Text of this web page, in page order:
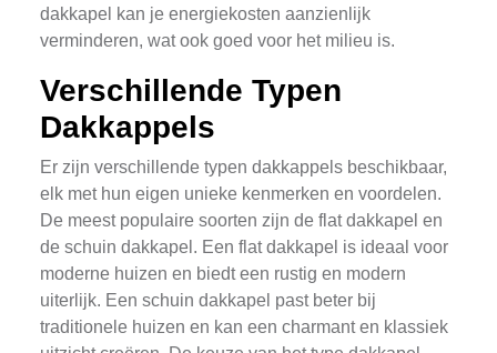
dakkapel kan je energiekosten aanzienlijk
verminderen, wat ook goed voor het milieu is.
Verschillende Typen
Dakkappels
Er zijn verschillende typen dakkappels beschikbaar,
elk met hun eigen unieke kenmerken en voordelen.
De meest populaire soorten zijn de flat dakkapel en
de schuin dakkapel. Een flat dakkapel is ideaal voor
moderne huizen en biedt een rustig en modern
uiterlijk. Een schuin dakkapel past beter bij
traditionele huizen en kan een charmant en klassiek